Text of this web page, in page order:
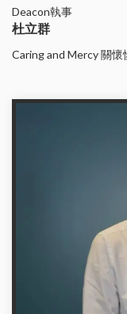
Deacon執事
杜立群
Caring and Mercy 關